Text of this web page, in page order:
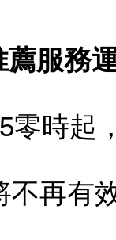
薦服務
零時起
不再有